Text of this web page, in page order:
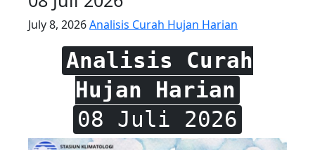
July 8, 2026Analisis Curah Hujan Harian
Analisis Curah
Hujan Harian
08 Juli 2026